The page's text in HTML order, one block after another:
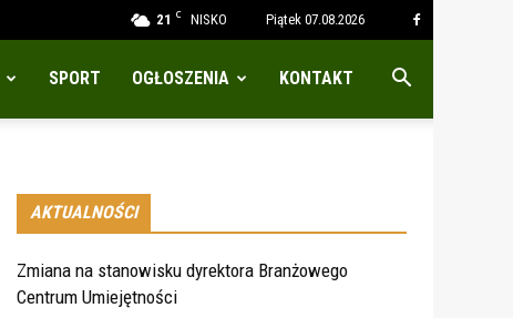
21 C NISKO Piątek 07.08.2026
SPORT OGŁOSZENIA KONTAKT
AKTUALNOŚCI
Zmiana na stanowisku dyrektora Branżowego
Centrum Umiejętności